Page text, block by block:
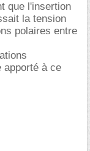
que l'insertion
la tension
polaires entre
apporté à ce